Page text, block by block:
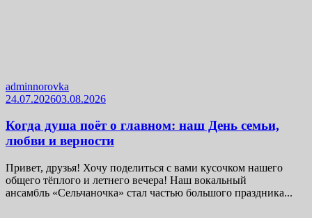
adminnorovka
24.07.202603.08.2026
Когда душа поёт о главном: наш День семьи,
любви и верности
Привет, друзья! Хочу поделиться с вами кусочком нашего
общего тёплого и летнего вечера! Наш вокальный
ансамбль «Сельчаночка» стал частью большого праздника...